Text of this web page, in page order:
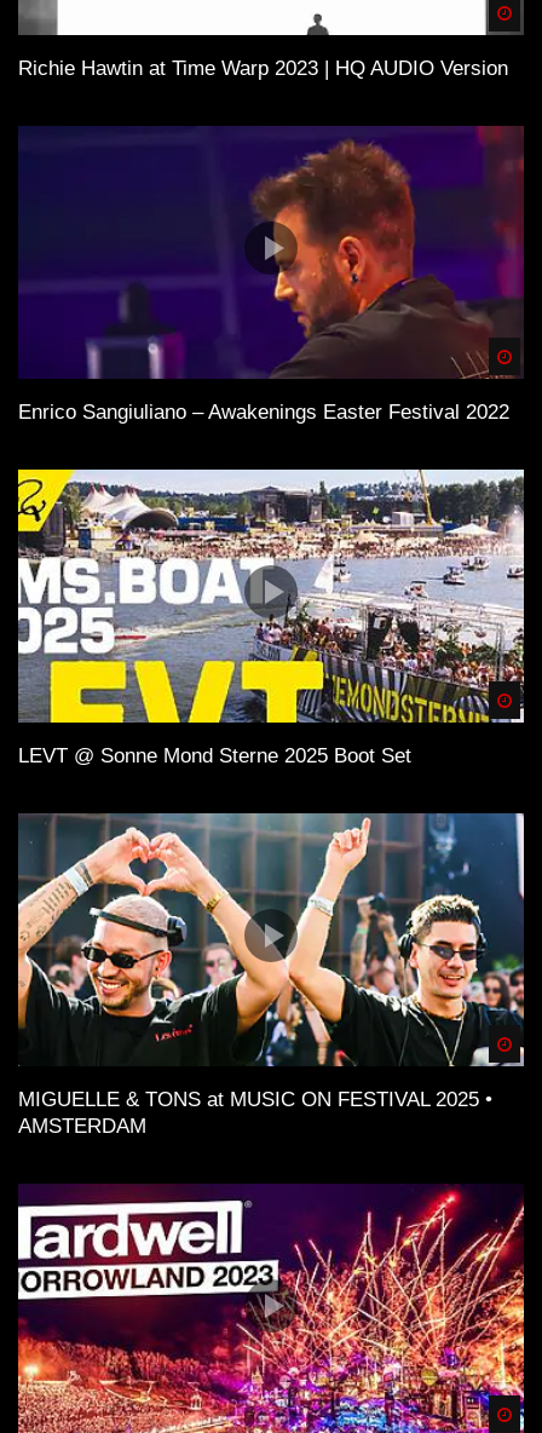
Richie Hawtin at Time Warp 2023 | HQ AUDIO Version
Enrico Sangiuliano – Awakenings Easter Festival 2022
LEVT @ Sonne Mond Sterne 2025 Boot Set
MIGUELLE & TONS at MUSIC ON FESTIVAL 2025 •
AMSTERDAM